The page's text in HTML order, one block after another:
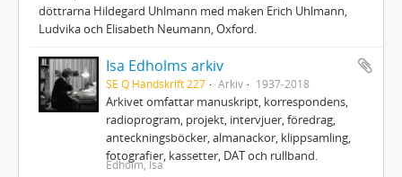
döttrarna Hildegard Uhlmann med maken Erich Uhlmann,
Ludvika och Elisabeth Neumann, Oxford.
Isa Edholms arkiv
SE Q Handskrift 227 Arkiv 1937-2018
Arkivet omfattar manuskript, korrespondens,
radioprogram, projekt, intervjuer, föredrag,
anteckningsböcker, almanackor, klippsamling,
fotografier, kassetter, DAT och rullband.
Edholm, Isa